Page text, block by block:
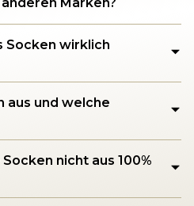
Socken wirklich
aus und welche
nicht aus 100%